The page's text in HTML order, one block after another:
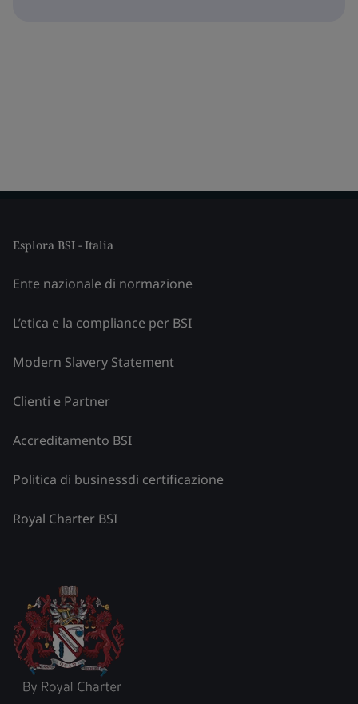
Esplora BSI - Italia
Ente nazionale di normazione
L’etica e la compliance per BSI
Modern Slavery Statement
Clienti e Partner
Accreditamento BSI
Politica di businessdi certificazione
Royal Charter BSI